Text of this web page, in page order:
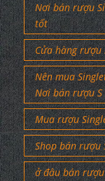
Nơi bán rượu
tốt
Cửa hàng rượu
Nên mua
Nơi bán rượu S
Mua rượu
Shop bán rượu
ở đâu bán